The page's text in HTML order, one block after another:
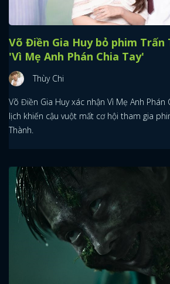
Võ Điền Gia Huy bỏ phim Trấn
'Vì Mẹ Anh Phán Chia Tay'
Thùy Chi
Võ Điền Gia Huy xác nhận Vì Mẹ Anh Phán
lịch khiến cậu vuột mất cơ hội tham gia
Thành.